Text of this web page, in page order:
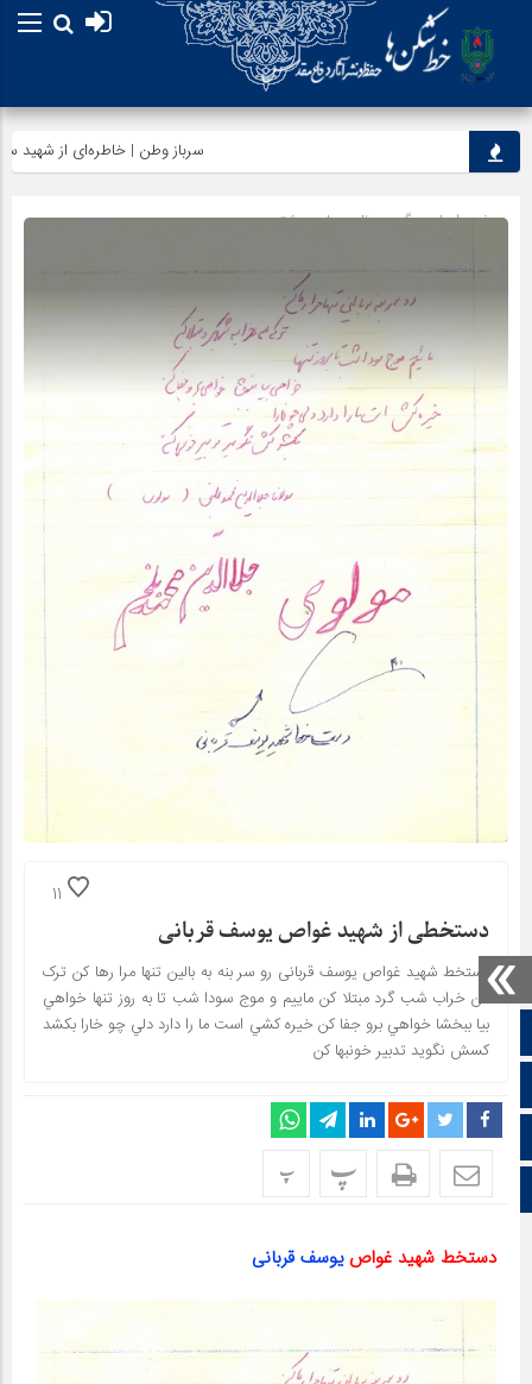
صفحه نخست
آپارات
اینستاگرام
سرباز وطن | خاطره‌ای از شهید
صفحه اصلی» گروه »نامه های بهشتی
11
دستخطی از شهید غواص یوسف قربانی
دستخط شهید غواص یوسف قربانی رو سر بنه به بالين تنها مرا رها کن ترک
من خراب شب گرد مبتلا کن ماييم و موج سودا شب تا به روز تنها خواهي
بيا ببخشا خواهي برو جفا کن خيره کشي است ما را دارد دلي چو خارا بکشد
کسش نگويد تدبير خونبها کن
پ پ
دستخط شهید غواصیوسف قربانی